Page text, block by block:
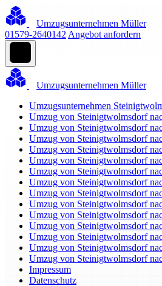
Umzugsunternehmen Müller
01579-2640142 Angebot anfordern
Umzugsunternehmen Müller
Umzugsunternehmen
Umzug von Steinigtwolmsdorf
Umzug von Steinigtwolmsdorf
Umzug von Steinigtwolmsdorf
Umzug von Steinigtwolmsdorf
Umzug von Steinigtwolmsdorf
Umzug von Steinigtwolmsdorf
Umzug von Steinigtwolmsdorf
Umzug von Steinigtwolmsdorf
Umzug von Steinigtwolmsdorf
Umzug von Steinigtwolmsdorf
Umzug von Steinigtwolmsdorf
Umzug von Steinigtwolmsdorf
Umzug von Steinigtwolmsdorf
Umzug von Steinigtwolmsdorf
Impressum
Datenschutz